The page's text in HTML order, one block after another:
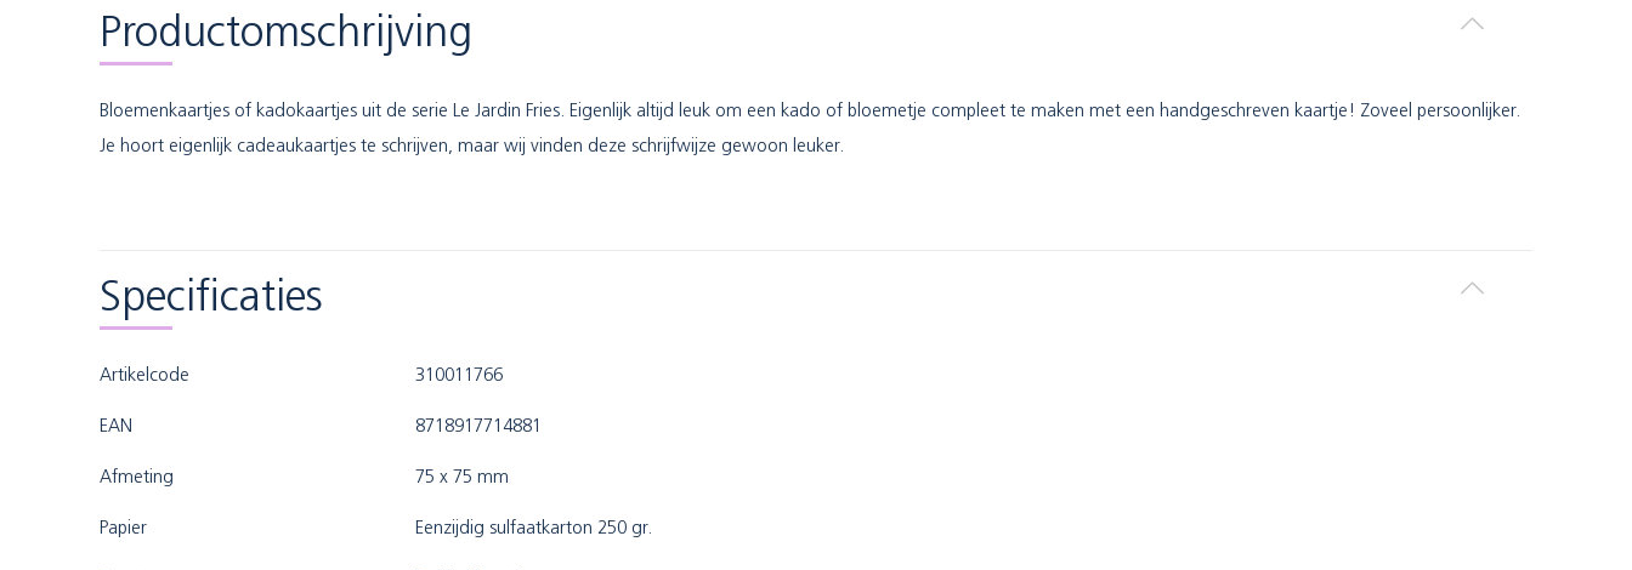
Productomschrijving
Bloemenkaartjes of kadokaartjes uit de serie Le Jardin Fries. Eigenlijk altijd leuk om een kado of bloemetje compleet te maken met een handgeschreven kaartje! Zoveel persoonlijker.
Je hoort eigenlijk cadeaukaartjes te schrijven, maar wij vinden deze schrijfwijze gewoon leuker.
Specificaties
Artikelcode 310011766
EAN 8718917714881
Afmeting 75 x 75 mm
Papier Eenzijdig sulfaatkarton 250 gr.